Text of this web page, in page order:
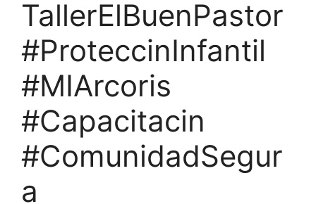
TallerElBuenPastor
#ProteccinInfantil
#MIArcoris
#Capacitacin
#ComunidadSegur
a